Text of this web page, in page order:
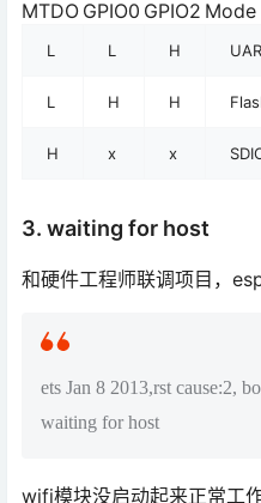
MTDO GPIO0 GPIO2 Mode
L L H
L H H
H x x
3. waiting for host
和硬件工程师联调项目，
ets Jan 8 2013,rst cause:2,
waiting for host
wifi模块没启动起来正常工